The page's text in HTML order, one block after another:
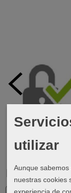
Marcas
utilizar
Aunque
nuestras cookies